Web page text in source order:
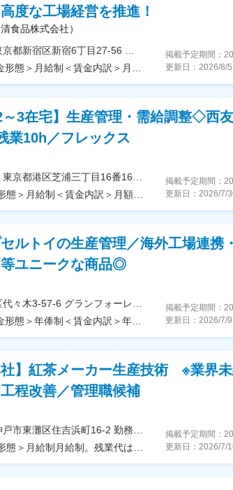
度な工場経営を推進！
食品株式会社）
掲載予定期間：
更新日： 2026/8/5
～3在宅】生産管理・需給調整◇西
業10h／フレックス
掲載予定期間：
更新日： 2026/7/
セルトイの生産管理／海外工場連携
ユニークな商品◎
掲載予定期間：
更新日： 2026/7/9
社】紅茶メーカー生産技術 ※業界
程改善／管理職候補
掲載予定期間：
更新日： 2026/7/